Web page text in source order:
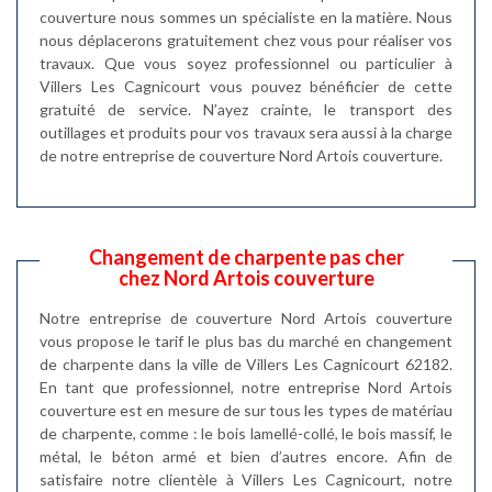
couverture nous sommes un spécialiste en la matière. Nous
nous déplacerons gratuitement chez vous pour réaliser vos
travaux. Que vous soyez professionnel ou particulier à
Villers Les Cagnicourt vous pouvez bénéficier de cette
gratuité de service. N’ayez crainte, le transport des
outillages et produits pour vos travaux sera aussi à la charge
de notre entreprise de couverture Nord Artois couverture.
Changement de charpente pas cher
chez Nord Artois couverture
Notre entreprise de couverture Nord Artois couverture
vous propose le tarif le plus bas du marché en changement
de charpente dans la ville de Villers Les Cagnicourt 62182.
En tant que professionnel, notre entreprise Nord Artois
couverture est en mesure de sur tous les types de matériau
de charpente, comme : le bois lamellé-collé, le bois massif, le
métal, le béton armé et bien d’autres encore. Afin de
satisfaire notre clientèle à Villers Les Cagnicourt, notre